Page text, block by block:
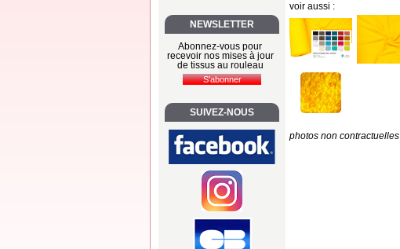
NEWSLETTER
Abonnez-vous pour
recevoir nos mises à jour
de tissus au rouleau
SUIVEZ-NOUS
voir aussi :
photos non contractuelles